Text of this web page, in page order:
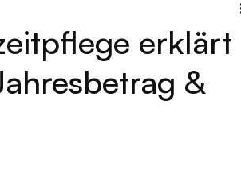
erklärt
&